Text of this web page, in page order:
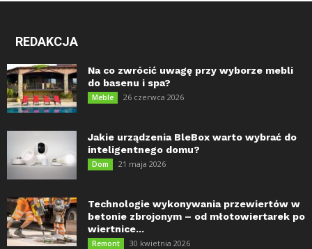
REDAKCJA
Na co zwrócić uwagę przy wyborze mebli
do basenu i spa?
Meble 26 czerwca 2026
Jakie urządzenia BleBox warto wybrać do
inteligentnego domu?
Dom 21 maja 2026
Technologie wykonywania przewiertów w
betonie zbrojonym – od młotowiertarek po
wiertnice...
Remont 30 kwietnia 2026